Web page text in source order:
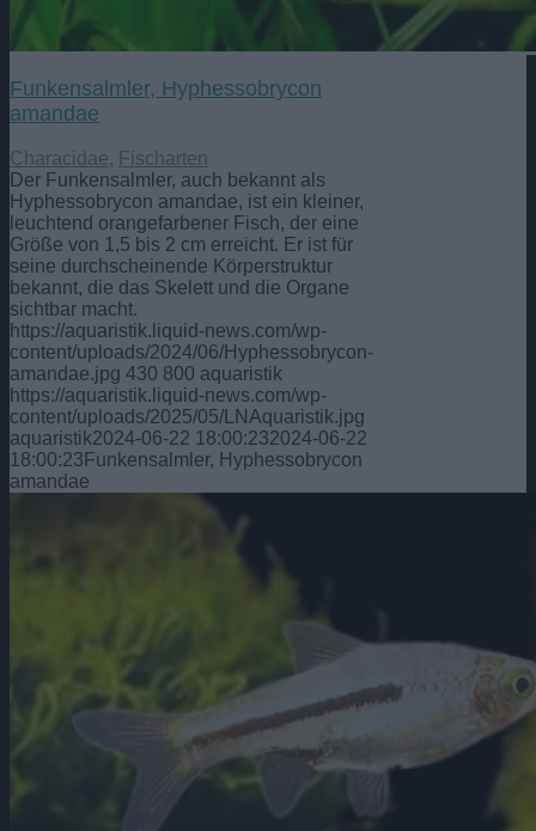
Funkensalmler, Hyphessobrycon
amandae
Characidae, Fischarten
Der Funkensalmler, auch bekannt als
Hyphessobrycon amandae, ist ein kleiner,
leuchtend orangefarbener Fisch, der eine
Größe von 1,5 bis 2 cm erreicht. Er ist für
seine durchscheinende Körperstruktur
bekannt, die das Skelett und die Organe
sichtbar macht.
https://aquaristik.liquid-news.com/wp-
content/uploads/2024/06/Hyphessobrycon-
amandae.jpg 430 800 aquaristik
https://aquaristik.liquid-news.com/wp-
content/uploads/2025/05/LNAquaristik.jpg
aquaristik2024-06-22 18:00:232024-06-22
18:00:23 Funkensalmler, Hyphessobrycon
amandae